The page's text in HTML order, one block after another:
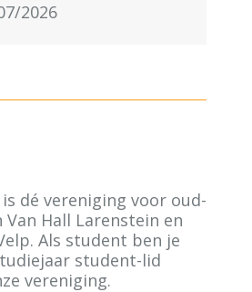
2026
is dé vereniging voor oud-
Hall Larenstein en
Als student ben je
student-lid
vereniging.